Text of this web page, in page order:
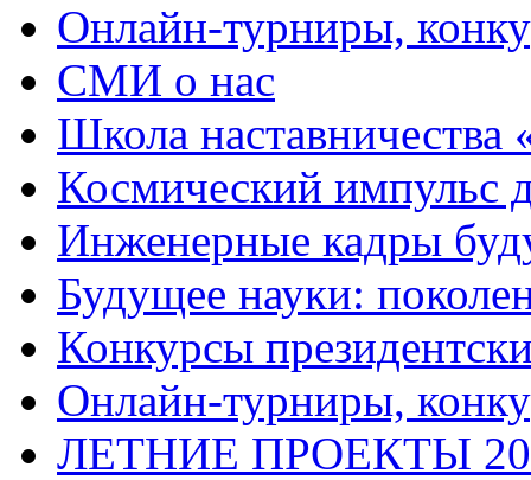
Онлайн-турниры,
СМИ о нас
Школа
Космический импульс
Инженерные кадры
Будущее науки:
Конкурсы
Онлайн-турниры,
ЛЕТНИЕ ПРОЕКТЫ